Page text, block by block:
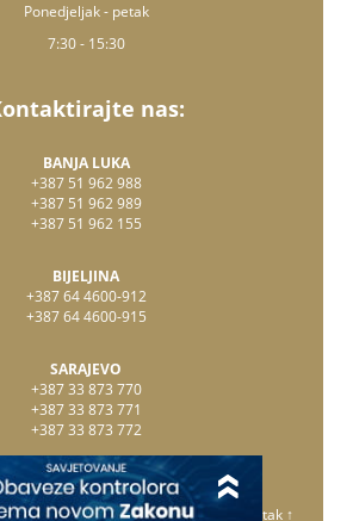
Ponedjeljak - petak
7:30 - 15:30
nas:
BANJA LUKA
+387 51 962 988
+387 51 962 989
+387 51 962 155
BIJELJINA
+387 64 4600-912
+387 64 4600-915
SARAJEVO
+387 33 873 770
+387 33 873 771
+387 33 873 772
Vrati se na početak ↑